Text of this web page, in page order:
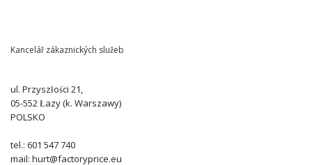
Kancelář zákaznických služeb
ul. Przyszłości 21,
05-552 Łazy (k. Warszawy)
POLSKO
tel.: 601 547 740
mail: hurt@factoryprice.eu